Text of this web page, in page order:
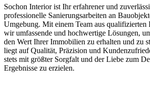
Sochon Interior ist Ihr erfahrener und
professionelle Sanierungsarbeiten an
Umgebung. Mit einem Team aus qualifizierten
wir umfassende und hochwertige Lösungen,
den Wert Ihrer Immobilien zu erhalten und zu
liegt auf Qualität, Präzision und
stets mit größter Sorgfalt und der Liebe zum
Ergebnisse zu erzielen.